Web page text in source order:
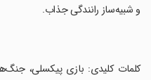
و شبیه‌ساز رانندگی جذاب.